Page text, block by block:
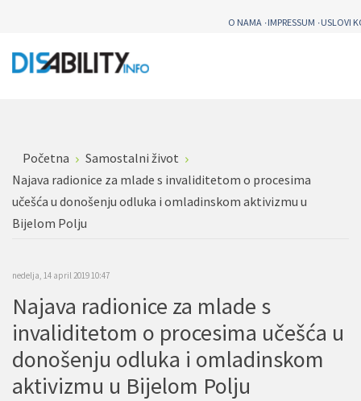
O NAMA IMPRESSUM USLOVI
Početna
Samostalni život
Najava radionice za mlade s invaliditetom o procesima
učešća u donošenju odluka i omladinskom aktivizmu u
Bijelom Polju
nedelja, 14 april 2019 10:47
Najava radionice za mlade s
invaliditetom o procesima učešća u
donošenju odluka i omladinskom
aktivizmu u Bijelom Polju